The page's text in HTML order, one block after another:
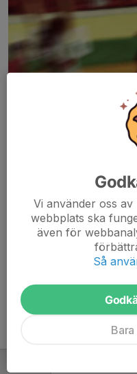
Här hamnar automatiskt de
att kunna börja
höger.
Vi använder oss
webbplats ska
även för
Så